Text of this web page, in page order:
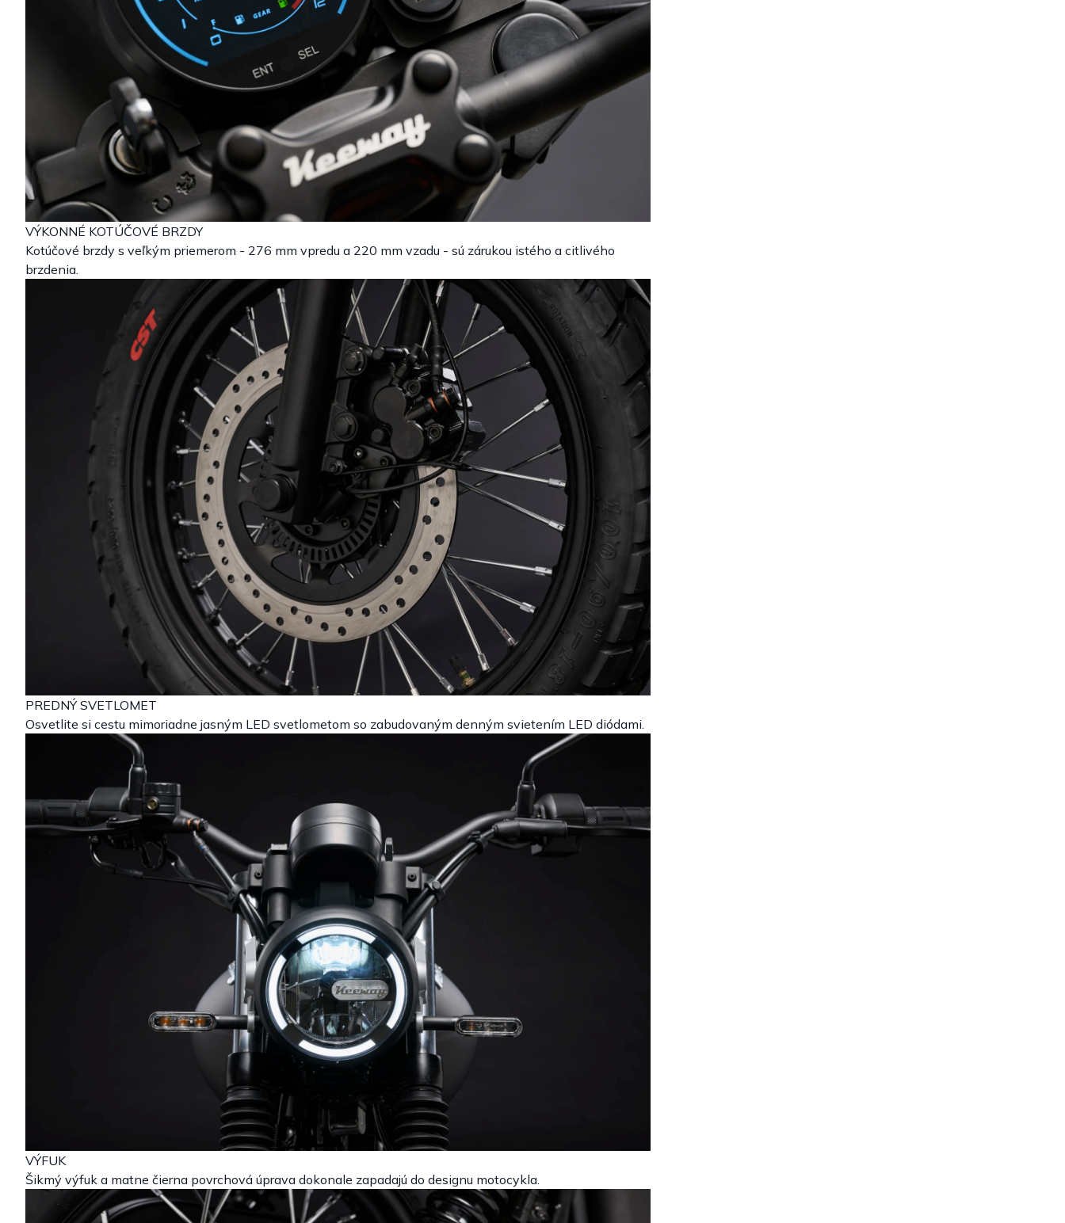
VÝKONNÉ KOTÚČOVÉ BRZDY
Kotúčové brzdy s veľkým priemerom - 276 mm vpredu a 220 mm vzadu - sú zárukou istého a citlivého
brzdenia.
PREDNÝ SVETLOMET
Osvetlite si cestu mimoriadne jasným LED svetlometom so zabudovaným denným svietením LED diódami.
VÝFUK
Šikmý výfuk a matne čierna povrchová úprava dokonale zapadajú do designu motocykla.